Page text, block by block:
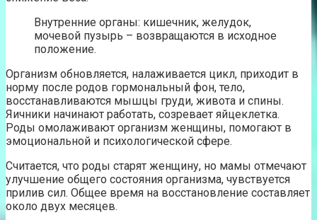
Внутренние органы: кишечник, желудок,
мочевой пузырь – возвращаются в исходное
положение.
Организм обновляется, налаживается цикл, приходит в
норму после родов гормональный фон, тело,
восстанавливаются мышцы груди, живота и спины.
Яичники начинают работать, созревает яйцеклетка.
Роды омолаживают организм женщины, помогают в
эмоциональной и психологической сфере.
Считается, что роды старят женщину, но мамы отмечают
улучшение общего состояния организма, чувствуется
прилив сил. Общее время на восстановление составляет
около двух месяцев.